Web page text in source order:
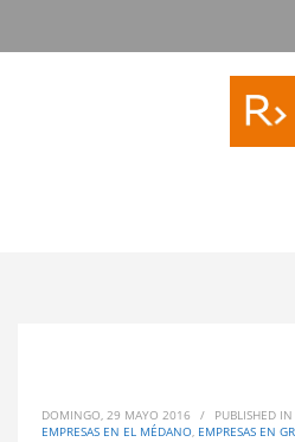
DOMINGO, 29 MAYO 2016 / PUBLISHED IN
EMPRESAS EN EL MÉDANO, EMPRESAS EN